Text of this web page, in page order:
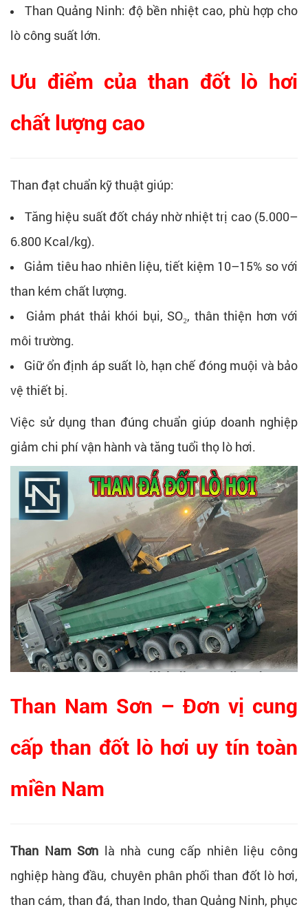
Than Quảng Ninh: độ bền nhiệt cao, phù hợp cho
lò công suất lớn.
Ưu điểm của than đốt lò hơi
chất lượng cao
Than đạt chuẩn kỹ thuật giúp:
Tăng hiệu suất đốt cháy nhờ nhiệt trị cao (5.000–
6.800 Kcal/kg).
Giảm tiêu hao nhiên liệu, tiết kiệm 10–15% so với
than kém chất lượng.
Giảm phát thải khói bụi, SO₂, thân thiện hơn với
môi trường.
Giữ ổn định áp suất lò, hạn chế đóng muội và bảo
vệ thiết bị.
Việc sử dụng than đúng chuẩn giúp doanh nghiệp
giảm chi phí vận hành và tăng tuổi thọ lò hơi.
Than Nam Sơn – Đơn vị cung
cấp than đốt lò hơi uy tín toàn
miền Nam
Than Nam Sơn là nhà cung cấp nhiên liệu công
nghiệp hàng đầu, chuyên phân phối than đốt lò hơi,
than cám, than đá, than Indo, than Quảng Ninh, phục